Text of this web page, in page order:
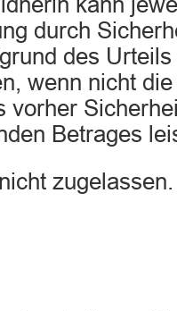
durch
des
wenn nicht
vorher
Betrages
zugelassen.